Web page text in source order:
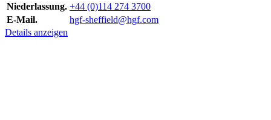
Niederlassung. +44 (0)114 274 3700
E-Mail.
hgf-sheffield@hgf.com
Details anzeigen